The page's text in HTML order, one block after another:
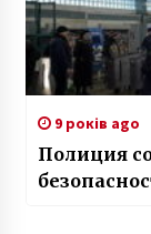
9 років ago
Полиция